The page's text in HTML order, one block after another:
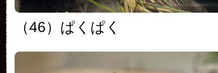
（46）ぱくぱく